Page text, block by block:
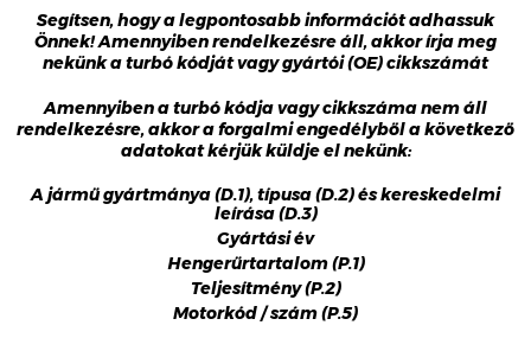
Segítsen, hogy a legpontosabb információt adhassuk
Önnek! Amennyiben rendelkezésre áll, akkor írja meg
nekünk a turbó kódját vagy gyártói (OE) cikkszámát
Amennyiben a turbó kódja vagy cikkszáma nem áll
rendelkezésre, akkor a forgalmi engedélyből a következő
adatokat kérjük küldje el nekünk:
A jármű gyártmánya (D.1), típusa (D.2) és kereskedelmi
leírása (D.3)
Gyártási év
Hengerűrtartalom (P.1)
Teljesítmény (P.2)
Motorkód / szám (P.5)